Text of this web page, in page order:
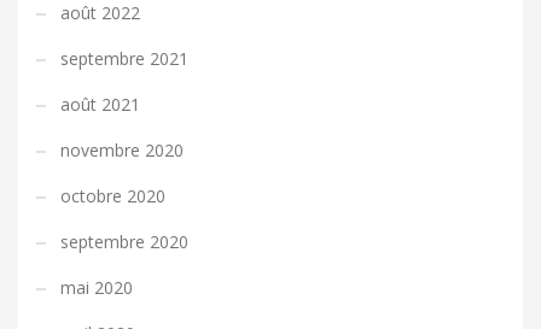
août 2022
septembre 2021
août 2021
novembre 2020
octobre 2020
septembre 2020
mai 2020